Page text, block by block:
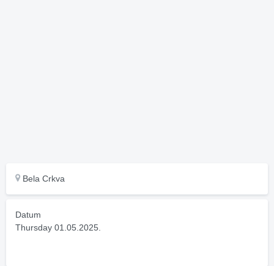
Bela Crkva
Datum
Thursday 01.05.2025.